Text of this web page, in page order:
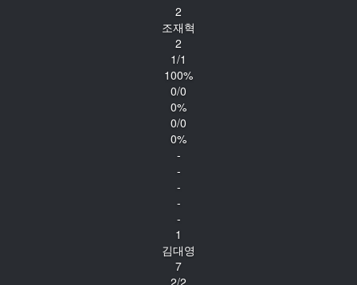
2
조재혁
2
1/1
100%
0/0
0%
0/0
0%
-
-
-
-
-
1
김대영
7
2/2